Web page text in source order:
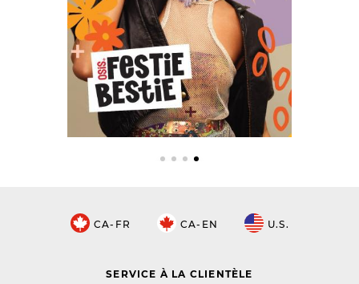
CA-FR CA-EN U.S.
SERVICE À LA CLIENTÈLE